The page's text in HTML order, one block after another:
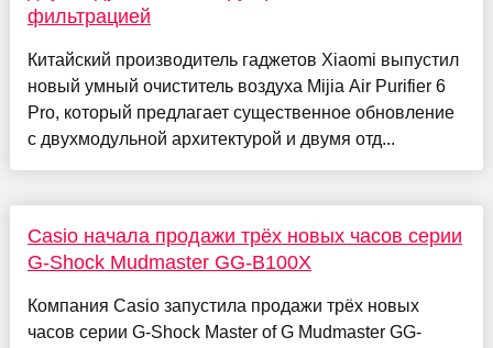
фильтрацией
Китайский производитель гаджетов Xiaomi выпустил
новый умный очиститель воздуха Mijia Air Purifier 6
Pro, который предлагает существенное обновление
с двухмодульной архитектурой и двумя отд...
Casio начала продажи трёх новых часов серии
G-Shock Mudmaster GG-B100X
Компания Casio запустила продажи трёх новых
часов серии G-Shock Master of G Mudmaster GG-